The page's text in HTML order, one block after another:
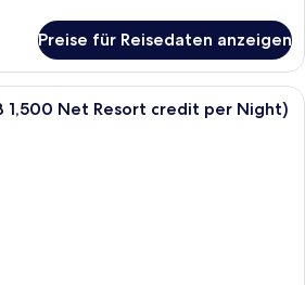
Preise für Reisedaten anzeigen
Minibar, Zimmersafe, Schreibtisch,
1,500 Net Resort credit per Night)